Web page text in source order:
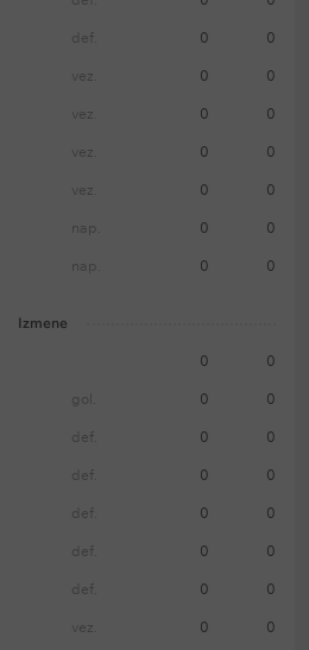
def. 0 0
vez. 0 0
vez. 0 0
vez. 0 0
vez. 0 0
nap. 0 0
nap. 0 0
Izmene
0 0
gol. 0 0
def. 0 0
def. 0 0
def. 0 0
def. 0 0
def. 0 0
vez. 0 0